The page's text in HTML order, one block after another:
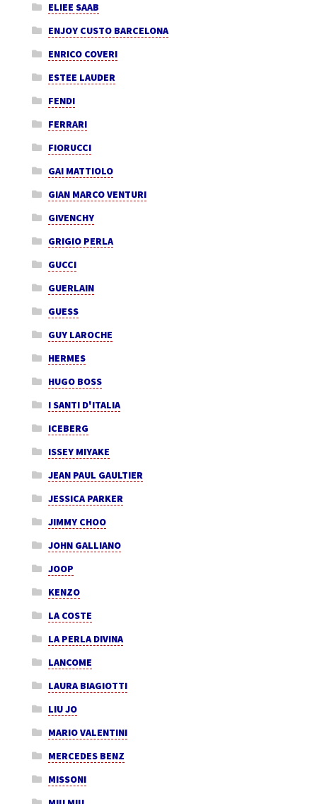
ELIEE SAAB
ENJOY CUSTO BARCELONA
ENRICO COVERI
ESTEE LAUDER
FENDI
FERRARI
FIORUCCI
GAI MATTIOLO
GIAN MARCO VENTURI
GIVENCHY
GRIGIO PERLA
GUCCI
GUERLAIN
GUESS
GUY LAROCHE
HERMES
HUGO BOSS
I SANTI D'ITALIA
ICEBERG
ISSEY MIYAKE
JEAN PAUL GAULTIER
JESSICA PARKER
JIMMY CHOO
JOHN GALLIANO
JOOP
KENZO
LA COSTE
LA PERLA DIVINA
LANCOME
LAURA BIAGIOTTI
LIU JO
MARIO VALENTINI
MERCEDES BENZ
MISSONI